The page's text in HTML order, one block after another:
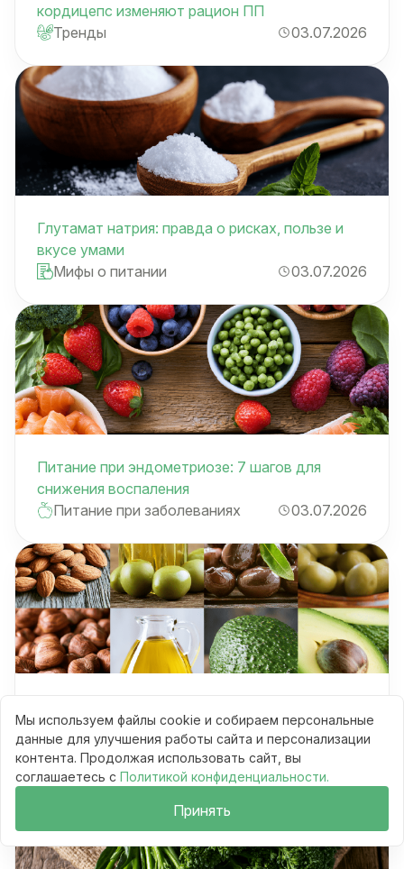
кордицепс изменяют рацион ПП
Тренды
03.07.2026
Глутамат натрия: правда о рисках, пользе и
вкусе умами
Мифы о питании
03.07.2026
Питание при эндометриозе: 7 шагов для
снижения воспаления
Питание при заболеваниях
03.07.2026
надёжные источники
Витамины и минералы
03.07.2026
Мы используем файлы cookie и собираем персональные
данные для улучшения работы сайта и персонализации
контента. Продолжая использовать сайт, вы
соглашаетесь с Политикой конфиденциальности.
Принять